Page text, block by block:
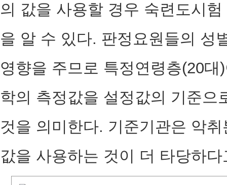
의 값을 사용할 경우 숙련도시
을 알 수 있다. 판정요원들의 성
영향을 주므로 특정연령층(20
학의 측정값을 설정값의 기준으
것을 의미한다. 기준기관은 악
값을 사용하는 것이 더 타당하